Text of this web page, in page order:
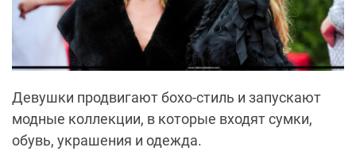
Девушки продвигают бохо-стиль и запускают
модные коллекции, в которые входят сумки,
обувь, украшения и одежда.